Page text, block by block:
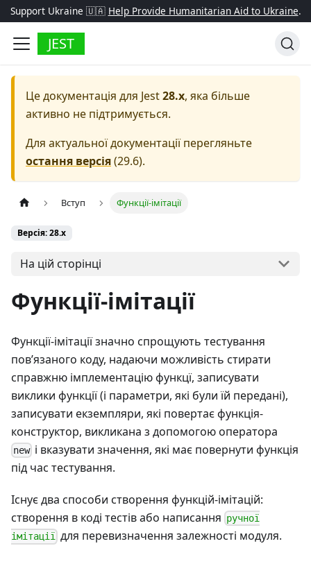
Support Ukraine 🇺🇦 Help Provide Humanitarian Aid to Ukraine.
JEST
Це документація для Jest28.x, яка більше
активно не підтримується.
Для актуальної документації перегляньте
остання версія(29.6).
Вступ Функції-імітації
Версія: 28.x
На цій сторінці
Функції-імітації
Функції-імітації значно спрощують тестування
пов’язаного коду, надаючи можливість стирати
справжню імплементацію функцї, записувати
виклики функції (і параметри, які були їй передані),
записувати екземпляри, які повертає функція-
конструктор, викликана з допомогою оператора
new і вказувати значення, які має повернути функція
під час тестування.
Існує два способи створення функцій-імітацій:
створення в коді тестів або написання ручної
імітації для перевизначення залежності модуля.